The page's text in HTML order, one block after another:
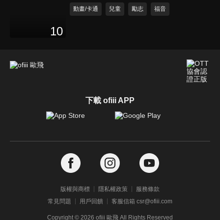
10
動畫/卡通 兒童 勵志 福音
下載 ofiii APP
版權與商標 隱私權政策
服務條款
常見問題
用戶回饋 客服信箱 csr@ofiii.com
Copyright © 2026 ofiii 歐飛 All Rights Reserved